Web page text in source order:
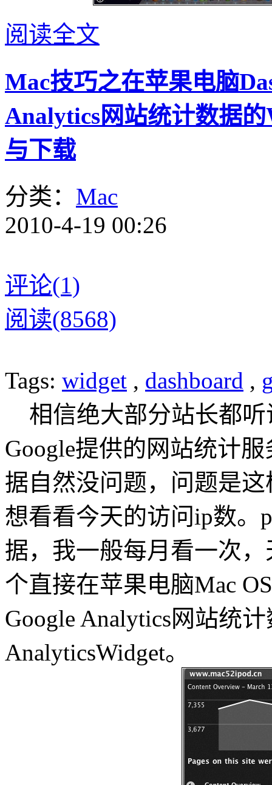
阅读全文
Mac技巧之在苹果电脑
Analytics网站统计数据
与下载
分类： Mac
2010-4-19 00:26
评论(1)
阅读(8568)
Tags: widget , dashboard ,
相信绝大部分站长都听
Google提供的网站统计
据自然没问题，问题是
想看看今天的访问ip数。
据，我一般每月看一次
个直接在苹果电脑Mac
Google Analytics网站统
AnalyticsWidget。